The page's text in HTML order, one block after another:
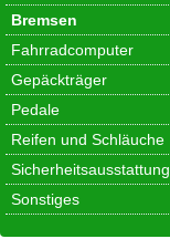
Bremsen
Fahrradcomputer
Gepäckträger
Pedale
Reifen und Schläuche
Sicherheitsausstattung
Sonstiges